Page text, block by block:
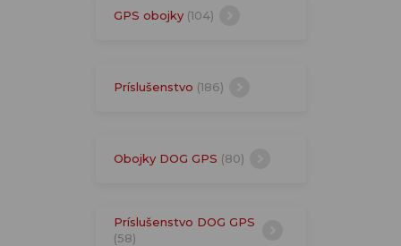
GPS obojky (104)
Príslušenstvo (186)
Obojky DOG GPS (80)
Príslušenstvo DOG GPS
(58)